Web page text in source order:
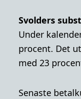
Svolders
Under
procent. Det
med 23
Senaste